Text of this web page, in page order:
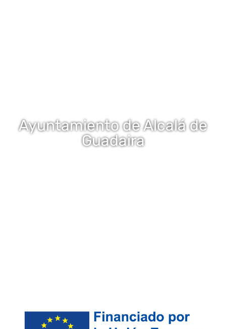
Ayuntamiento de Alcalá de
Guadaira